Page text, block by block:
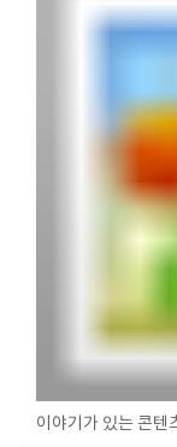
이야기가 있는 콘